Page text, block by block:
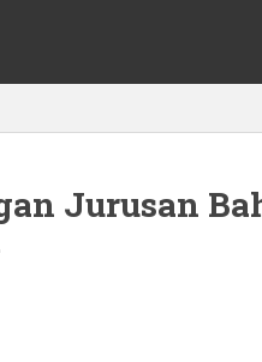
Inggis dari
Jurusan